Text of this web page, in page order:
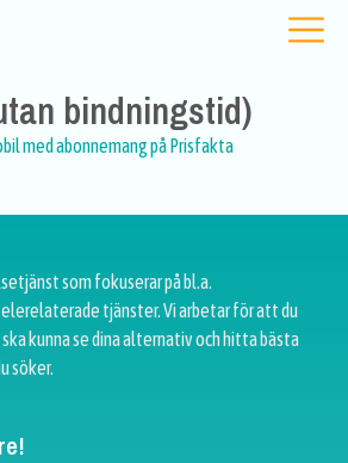
bindningstid)
med abonnemang på Prisfakta
som fokuserar på bl.a.
tjänster. Vi arbetar för att du
kunna se dina alternativ och hitta bästa
söker.